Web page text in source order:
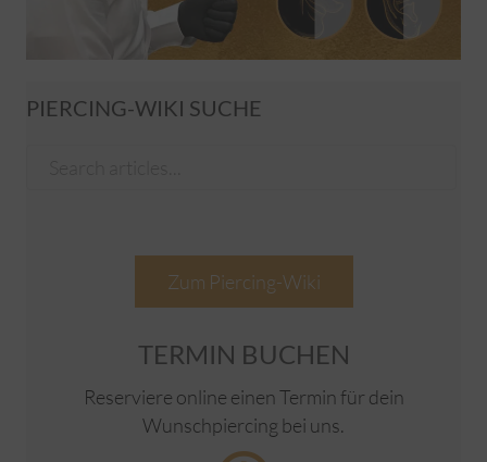
PIERCING-WIKI SUCHE
Zum Piercing-Wiki
TERMIN BUCHEN
Reserviere online einen Termin für dein
Wunschpiercing bei uns.